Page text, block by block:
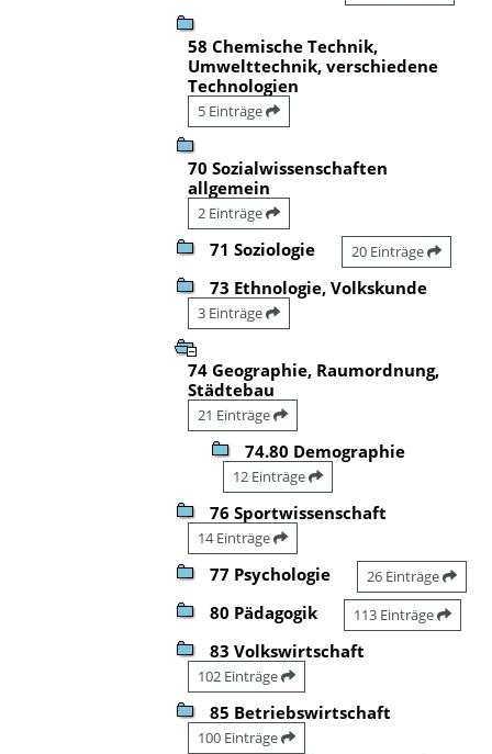
58 Chemische Technik,
Umwelttechnik, verschiedene
Technologien
5 Einträge
70 Sozialwissenschaften
allgemein
2 Einträge
71 Soziologie 20 Einträge
73 Ethnologie, Volkskunde
3 Einträge
74 Geographie, Raumordnung,
Städtebau
21 Einträge
74.80 Demographie
12 Einträge
76 Sportwissenschaft
14 Einträge
77 Psychologie 26 Einträge
80 Pädagogik 113 Einträge
83 Volkswirtschaft
102 Einträge
85 Betriebswirtschaft
100 Einträge